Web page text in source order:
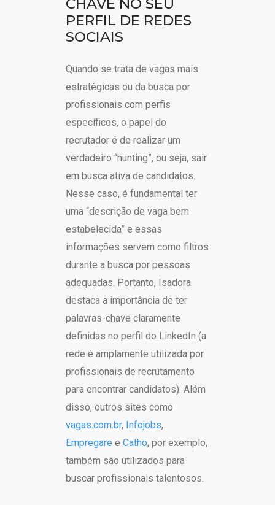
CHAVE NO SEU
PERFIL DE REDES
SOCIAIS
Quando se trata de vagas mais
estratégicas ou da busca por
profissionais com perfis
específicos, o papel do
recrutador é de realizar um
verdadeiro “hunting”, ou seja, sair
em busca ativa de candidatos.
Nesse caso, é fundamental ter
uma “descrição de vaga bem
estabelecida” e essas
informações servem como filtros
durante a busca por pessoas
adequadas. Portanto, Isadora
destaca a importância de ter
palavras-chave claramente
definidas no perfil do LinkedIn (a
rede é amplamente utilizada por
profissionais de recrutamento
para encontrar candidatos). Além
disso, outros sites como
vagas.com.br, Infojobs,
Empregare e Catho, por exemplo,
também são utilizados para
buscar profissionais talentosos.